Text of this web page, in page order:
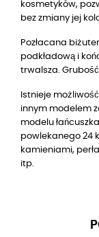
kosmetyków,
bez zmiany jej
Pozłacana
podkładową i
trwalsza.
Istnieje
innym modelem
modelu
powlekanego 24
kamieniami,
itp.